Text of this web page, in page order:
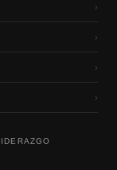
›
›
›
›